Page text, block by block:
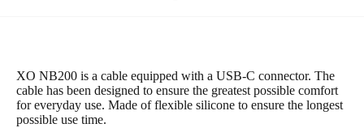
XO NB200 is a cable equipped with a USB-C connector. The
cable has been designed to ensure the greatest possible comfort
for everyday use. Made of flexible silicone to ensure the longest
possible use time.